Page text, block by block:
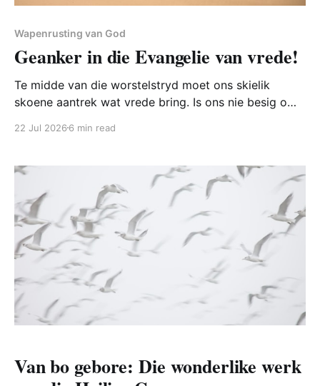
Wapenrusting van God
Geanker in die Evangelie van vrede!
Te midde van die worstelstryd moet ons skielik
skoene aantrek wat vrede bring. Is ons nie besig om
Satan geen plek in ons hart te gee nie (die
22 Jul 2026 6 min read
Van bo gebore: Die wonderlike werk